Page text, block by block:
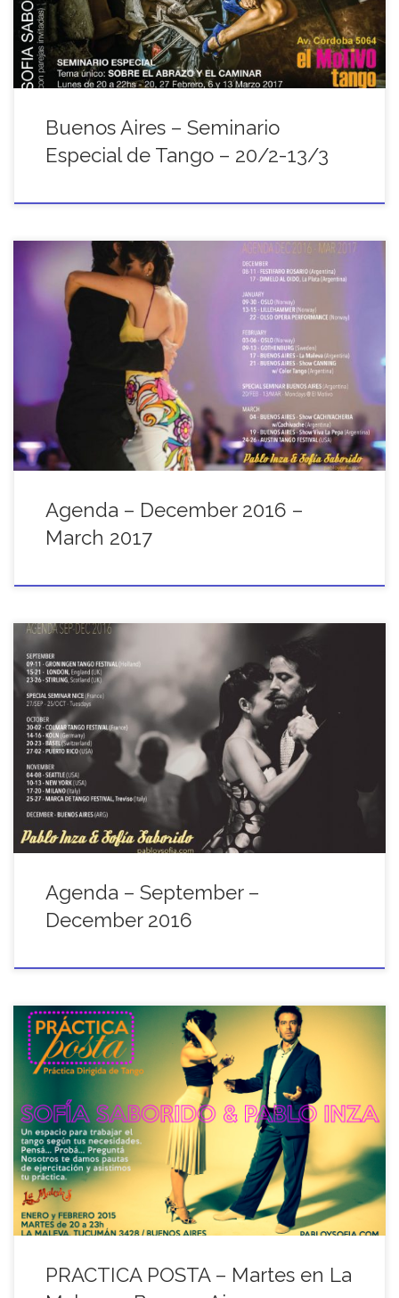
Buenos Aires – Seminario
Especial de Tango – 20/2-13/3
Pablo Inza and Sofia Saborido's agenda from December 2016 to
March 2017, including Argentina, Europe and United States.
Festivals, Workshops and more... Take a look
Agenda – December 2016 –
March 2017
Pablo Inza and Sofia Saborido's agenda from September up to
December 2016, including Europe and United States. Festivals,
Workshops and more... Take a look
Agenda – September –
December 2016
PRACTICA POSTA Sofia Saborido y Pablo Inza Un espacio para
trabajar el tango según tus necesidades. Pensá… Probá…
Preguntá… Nosotros te damos pautas de ejercitación y asistimos
tu práctica. Nivel: […]
PRACTICA POSTA – Martes en La